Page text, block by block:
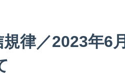
律／2023年6月